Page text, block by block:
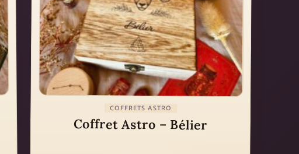
COFFRETS ASTRO
Coffret Astro – Bélier